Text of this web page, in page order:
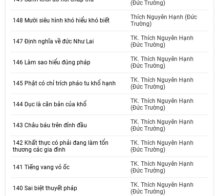
(Đức Trường)
148 Mười siêu hình khó hiểu khó biết
Thích Nguyên Hạnh (Đức
Trường)
147 Định nghĩa về đức Như Lai
TK. Thích Nguyên Hạnh
(Đức Trường)
146 Làm sao hiểu đúng pháp
TK. Thích Nguyên Hạnh
(Đức Trường)
145 Phật có chỉ trích pháo tu khổ hạnh
TK. Thích Nguyên Hạnh
(Đức Trường)
144 Dục là căn bản của khổ
TK. Thích Nguyên Hạnh
(Đức Trường)
143 Châu báu trên đỉnh đầu
TK. Thích Nguyên Hạnh
(Đức Trường)
142 Khất thực có phải đang làm tổn
thương các gia đình
TK. Thích Nguyên Hạnh
(Đức Trường)
141 Tiếng vang vỏ ốc
TK. Thích Nguyên Hạnh
(Đức Trường)
140 Sai biệt thuyết pháp
TK. Thích Nguyên Hạnh
(Đức Trường)